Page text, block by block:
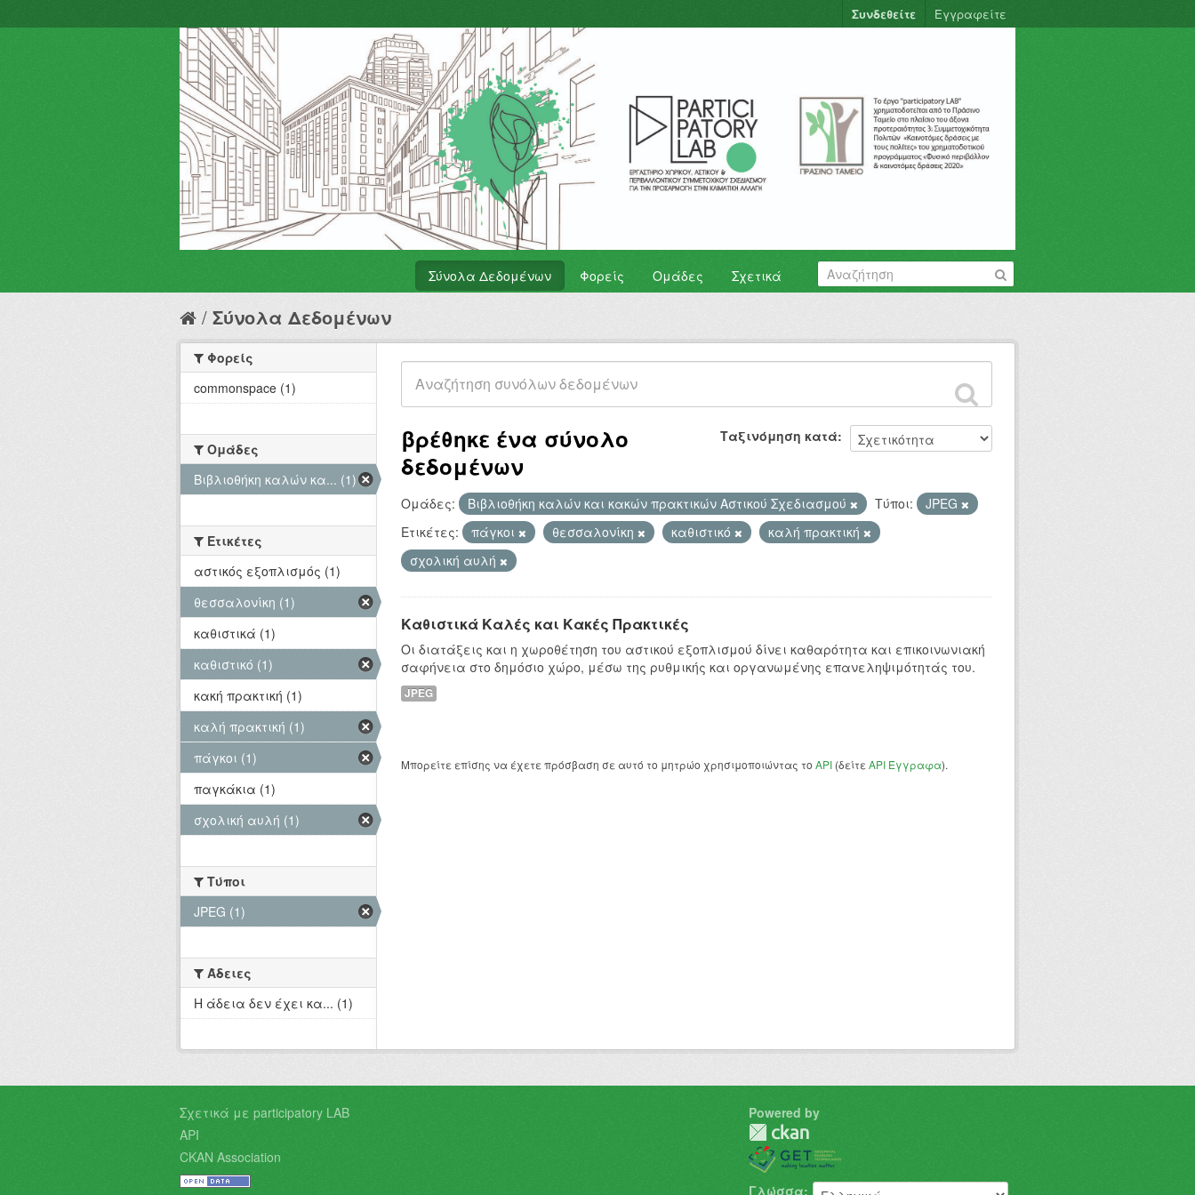
Συνδεθείτε Εγγραφείτε
Σύνολα Δεδομένων Φορείς Ομάδες Σχετικά
Σύνολα Δεδομένων
Ταξινόμηση κατά
βρέθηκε ένα σύνολο
δεδομένων
Ομάδες: Βιβλιοθήκη καλών και κακών πρακτικών Αστικού Σχεδιασμού Τύποι:
JPEG
Ετικέτες:
πάγκοι θεσσαλονίκη καθιστικό
καλή πρακτική
σχολική αυλή
Καθιστικά Καλές και Κακές Πρακτικές
Οι διατάξεις και η χωροθέτηση του αστικού εξοπλισμού δίνει καθαρότητα και επικοινωνιακή
σαφήνεια στο δημόσιο χώρο, μέσω της ρυθμικής και οργανωμένης επανεληψιμότητάς του.
JPEG
Μπορείτε επίσης να έχετε πρόσβαση σε αυτό το μητρώο χρησιμοποιώντας το API (δείτε API Έγγραφα).
Φορείς
commonspace (1)
Ομάδες
Βιβλιοθήκη καλών κα... (1)
Ετικέτες
αστικός εξοπλισμός (1)
θεσσαλονίκη (1)
καθιστικά (1)
καθιστικό (1)
κακή πρακτική (1)
καλή πρακτική (1)
πάγκοι (1)
παγκάκια (1)
σχολική αυλή (1)
Τύποι
JPEG (1)
Άδειες
Η άδεια δεν έχει κα... (1)
Σχετικά με participatory LAB
API
CKAN Association
Powered by
Γλώσσα